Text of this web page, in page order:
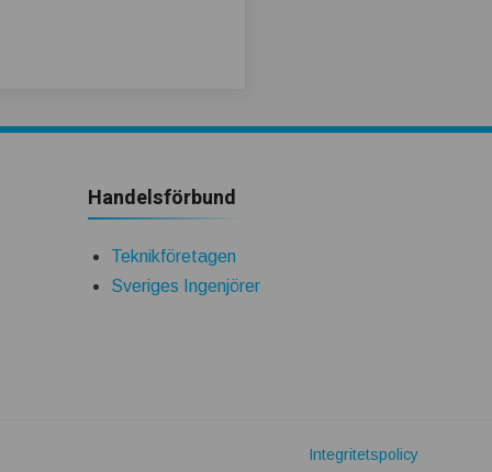
Handelsförbund
Teknikföretagen
Sveriges Ingenjörer
Integritetspolicy